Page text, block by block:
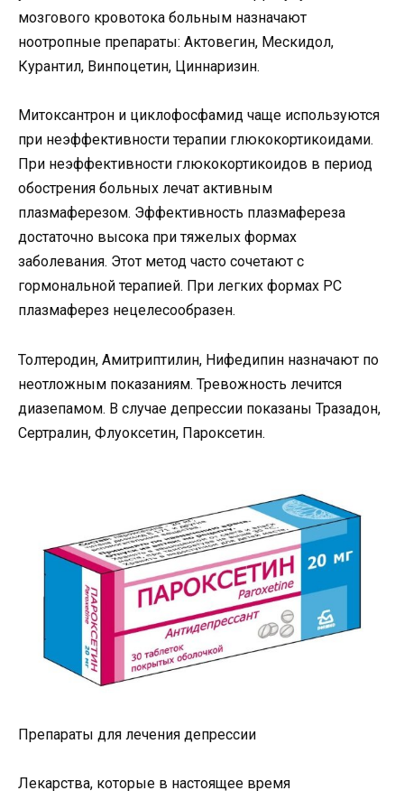
мозгового кровотока больным назначают
ноотропные препараты: Актовегин, Мескидол,
Курантил, Винпоцетин, Циннаризин.
Митоксантрон и циклофосфамид чаще используются
при неэффективности терапии глюкокортикоидами.
При неэффективности глюкокортикоидов в период
обострения больных лечат активным
плазмаферезом. Эффективность плазмафереза ​​
достаточно высока при тяжелых формах
заболевания. Этот метод часто сочетают с
гормональной терапией. При легких формах РС
плазмаферез нецелесообразен.
Толтеродин, Амитриптилин, Нифедипин назначают по
неотложным показаниям. Тревожность лечится
диазепамом. В случае депрессии показаны Тразадон,
Сертралин, Флуоксетин, Пароксетин.
Препараты для лечения депрессии
Лекарства, которые в настоящее время